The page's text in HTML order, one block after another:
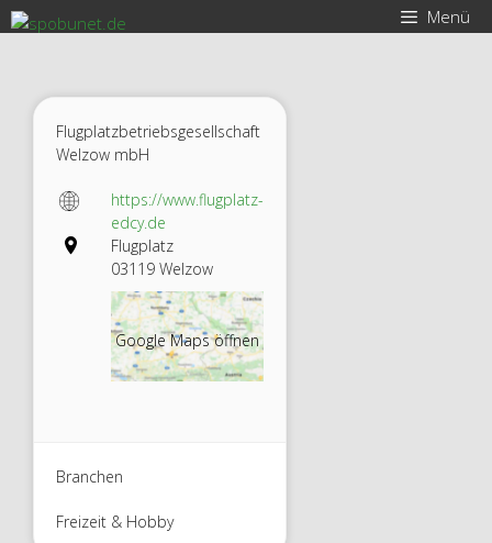
Zum
Inhalt
Menü
Flugplatzbetriebsgesellschaft
Welzow mbH
https://www.flugplatz-
edcy.de
Flugplatz
03119 Welzow
Google Maps öffnen
Branchen
Freizeit & Hobby
Flugpla